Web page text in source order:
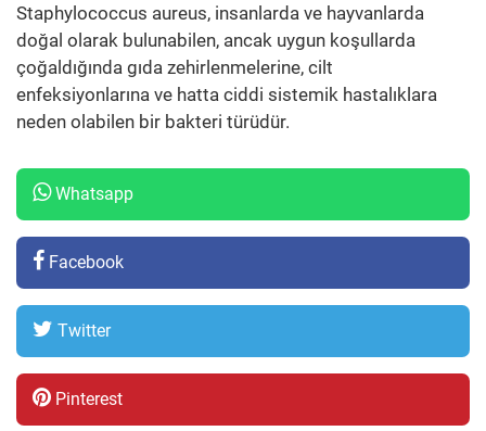
Staphylococcus aureus, insanlarda ve hayvanlarda
doğal olarak bulunabilen, ancak uygun koşullarda
çoğaldığında gıda zehirlenmelerine, cilt
enfeksiyonlarına ve hatta ciddi sistemik hastalıklara
neden olabilen bir bakteri türüdür.
Whatsapp
Facebook
Twitter
Pinterest